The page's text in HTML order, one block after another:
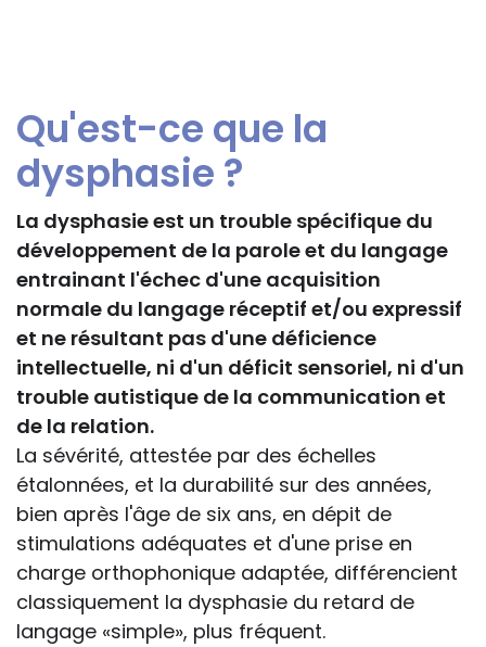
Qu'est-ce que la
dysphasie ?
La dysphasie est un trouble spécifique du
développement de la parole et du langage
entrainant l'échec d'une acquisition
normale du langage réceptif et/ou expressif
et ne résultant pas d'une déficience
intellectuelle, ni d'un déficit sensoriel, ni d'un
trouble autistique de la communication et
de la relation.
La sévérité, attestée par des échelles
étalonnées, et la durabilité sur des années,
bien après l'âge de six ans, en dépit de
stimulations adéquates et d'une prise en
charge orthophonique adaptée, différencient
classiquement la dysphasie du retard de
langage «simple», plus fréquent.
décisions, ce qui ne peut être le cas des
rédacteurs des fiches, qui sont
évidemment dans l’impossibilité de les
apprécier in abstracto.